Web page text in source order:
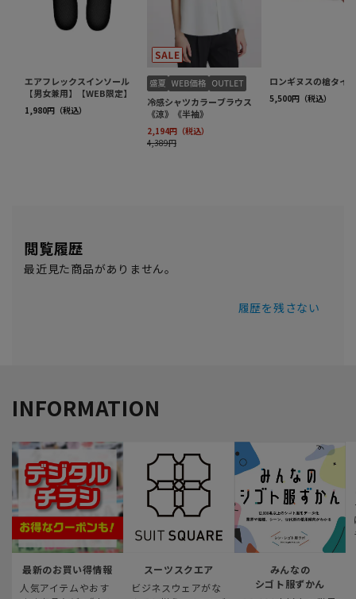
閲覧履歴
最近見た商品がありません。
履歴を残さない
INFORMATION
最新のお買い得情報
人気アイテムやおす
スーツスクエア
ビジネスウェアがな
みんなの
シゴト服ずかん